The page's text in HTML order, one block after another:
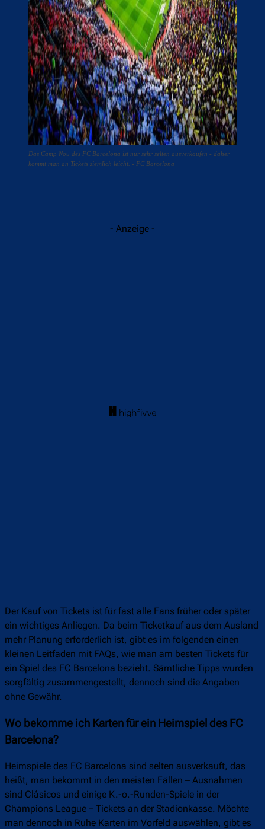
Das Camp Nou des FC Barcelona ist nur sehr selten ausverkaufen - daher
kommt man an Tickets ziemlich leicht. - FC Barcelona
- Anzeige -
Der Kauf von Tickets ist für fast alle Fans früher oder später
ein wichtiges Anliegen. Da beim Ticketkauf aus dem Ausland
mehr Planung erforderlich ist, gibt es im folgenden einen
kleinen Leitfaden mit FAQs, wie man am besten Tickets für
ein Spiel des FC Barcelona bezieht. Sämtliche Tipps wurden
sorgfältig zusammengestellt, dennoch sind die Angaben
ohne Gewähr.
Wo bekomme ich Karten für ein Heimspiel des FC
Barcelona?
Heimspiele des FC Barcelona sind selten ausverkauft, das
heißt, man bekommt in den meisten Fällen – Ausnahmen
sind Clásicos und einige K.-o.-Runden-Spiele in der
Champions League – Tickets an der Stadionkasse. Möchte
man dennoch in Ruhe Karten im Vorfeld auswählen, gibt es